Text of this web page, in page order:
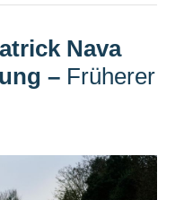
Nava
– Früherer